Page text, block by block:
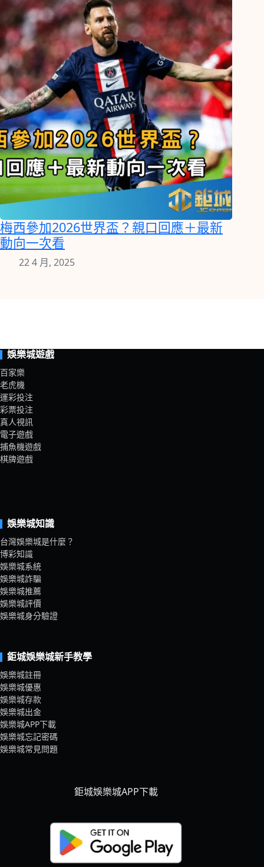
梅西參加2026世界盃？親口回應＋最新
動向一次看
22 4 月, 2025
娛樂城遊戲
百家樂
老虎機
運彩投注
彩票投注
真人視訊
電子遊戲
捕魚機遊戲
棋牌遊戲
娛樂城知識
台灣娛樂城是什麼？
博彩知識
娛樂城系統
娛樂城詐騙
娛樂城推薦
娛樂城評價
娛樂城身分驗證
鉅城娛樂城新手教學
娛樂城註冊
娛樂城優惠
娛樂城存款
娛樂城出金
娛樂城APP下載
娛樂城忘記密碼
娛樂城常見問題
鉅城娛樂城APP下載